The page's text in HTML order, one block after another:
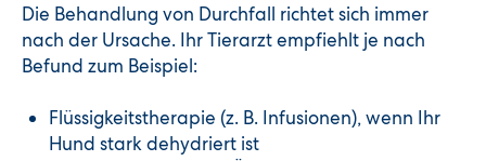
Die Behandlung von Durchfall richtet sich immer
nach der Ursache. Ihr Tierarzt empfiehlt je nach
Befund zum Beispiel:
Flüssigkeitstherapie (z. B. Infusionen), wenn Ihr
Hund stark dehydriert ist